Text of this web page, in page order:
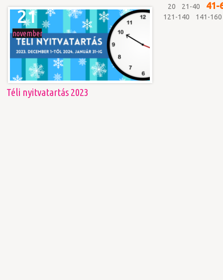
21
november
Téli nyitvatartás 2023
20 21-40 41-
121-140
141-160